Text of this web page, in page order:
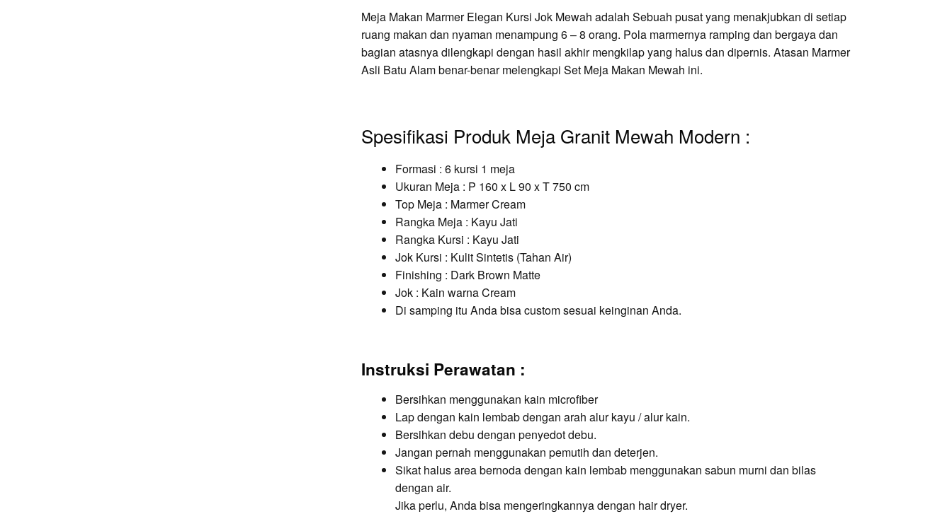
Meja Makan Marmer Elegan Kursi Jok Mewah adalah Sebuah pusat yang menakjubkan di setiap
ruang makan dan nyaman menampung 6 – 8 orang. Pola marmernya ramping dan bergaya dan
bagian atasnya dilengkapi dengan hasil akhir mengkilap yang halus dan dipernis. Atasan Marmer
Asli Batu Alam benar-benar melengkapi Set Meja Makan Mewah ini.
Spesifikasi Produk Meja Granit Mewah Modern :
Formasi : 6 kursi 1 meja
Ukuran Meja : P 160 x L 90 x T 750 cm
Top Meja : Marmer Cream
Rangka Meja : Kayu Jati
Rangka Kursi : Kayu Jati
Jok Kursi : Kulit Sintetis (Tahan Air)
Finishing : Dark Brown Matte
Jok : Kain warna Cream
Di samping itu Anda bisa custom sesuai keinginan Anda.
Instruksi Perawatan :
Bersihkan menggunakan kain microfiber
Lap dengan kain lembab dengan arah alur kayu / alur kain.
Bersihkan debu dengan penyedot debu.
Jangan pernah menggunakan pemutih dan deterjen.
Sikat halus area bernoda dengan kain lembab menggunakan sabun murni dan bilas
dengan air.
Jika perlu, Anda bisa mengeringkannya dengan hair dryer.